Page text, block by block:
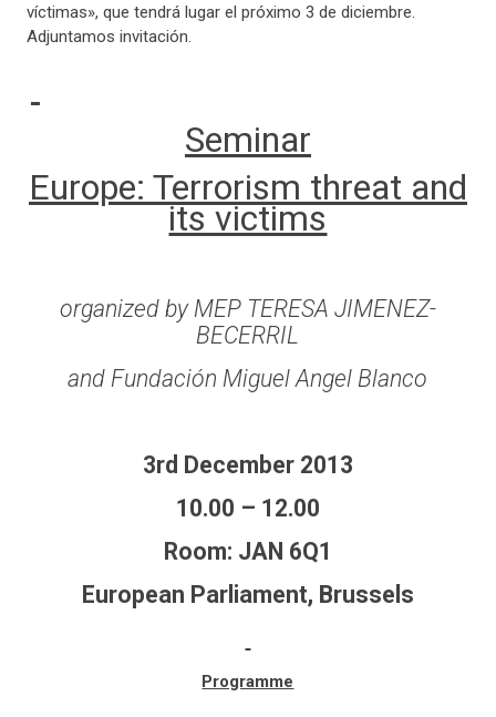
víctimas», que tendrá lugar el próximo 3 de diciembre.
Adjuntamos invitación.
Seminar
Europe: Terrorism threat and
its victims
organized by MEP TERESA JIMENEZ-
BECERRIL
and Fundación Miguel Angel Blanco
3rd December 2013
10.00 – 12.00
Room: JAN 6Q1
European Parliament, Brussels
Programme